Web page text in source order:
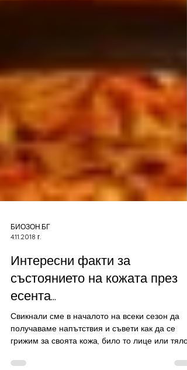
4.11.2018 г.
Интересни факти за
състоянието на кожата през
есента...
Свикнали сме в началото на всеки сезон да
грижим за своята кожа, било то лице или